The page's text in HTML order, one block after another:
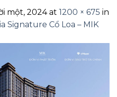
một, 2024at 1200 × 675 in
Signature Cổ Loa – MIK